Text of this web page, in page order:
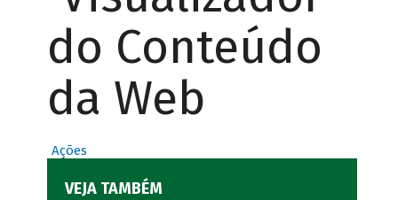
do Conteúdo
da Web
Ações
VEJA TAMBÉM